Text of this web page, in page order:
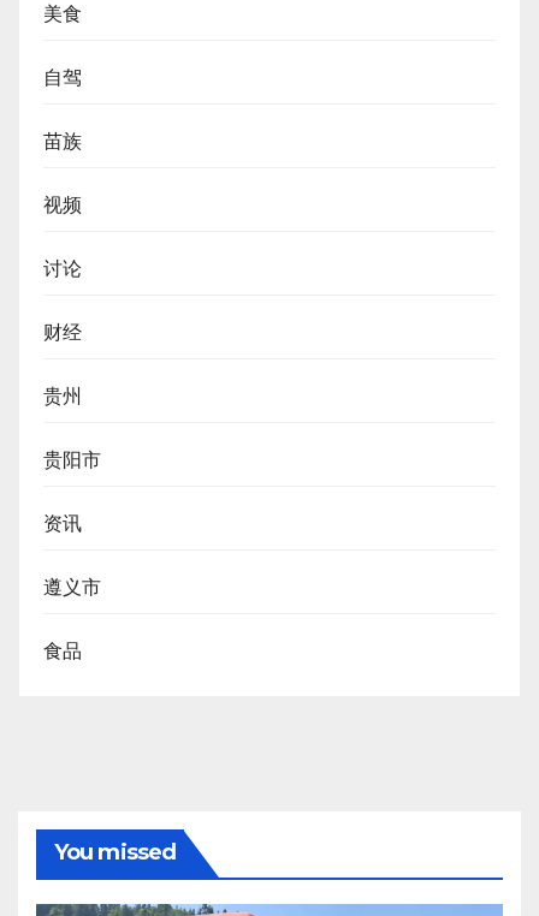
美食
自驾
苗族
视频
讨论
财经
贵州
贵阳市
资讯
遵义市
食品
You missed